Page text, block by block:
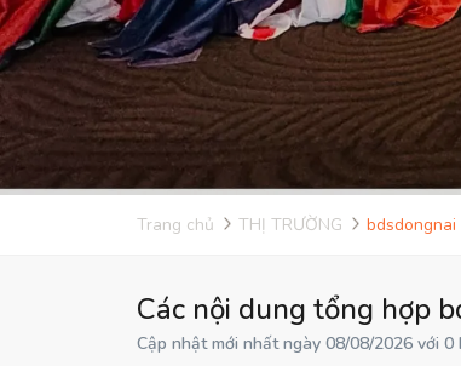
Trang chủ THỊ TRƯỜNG bdsdongnai
Các nội dung tổng hợp
Cập nhật mới nhất ngày 08/08/2026 với 0